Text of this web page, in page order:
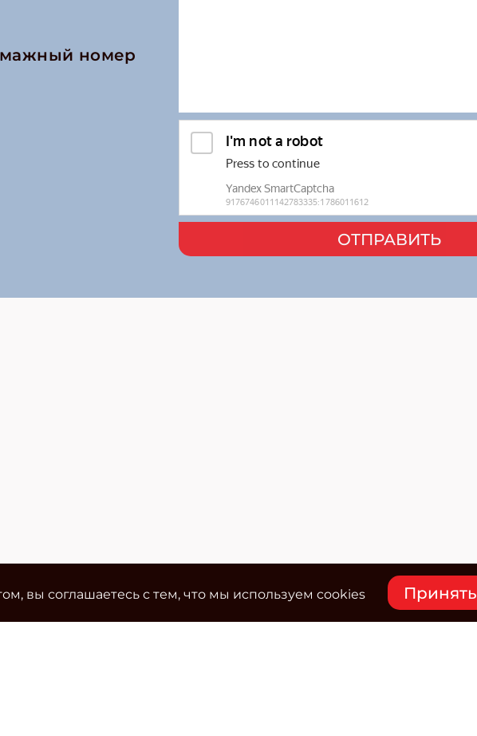
номер
ОТПРАВИТЬ
вы соглашаетесь с тем, что мы используем cookies Принять